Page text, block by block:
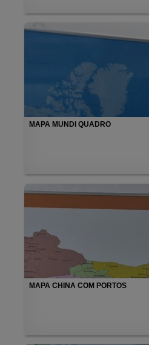
MAPA MUNDI QUADRO
MAPA CHINA COM PORTOS